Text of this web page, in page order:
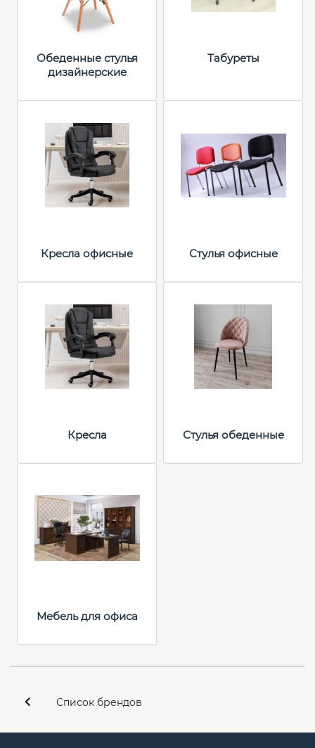
Обеденные стулья
дизайнерские
Табуреты
Кресла офисные Стулья офисные
Кресла Стулья обеденные
Мебель для офиса
Список брендов